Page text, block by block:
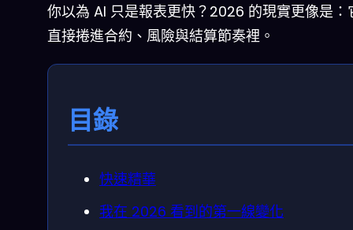
你以為 AI 只是報表更快？2026 的現實更像是：
直接捲進合約、風險與結算節奏裡。
目錄
快速精華
我在 2026 看到的第一線變化